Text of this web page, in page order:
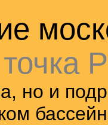
но и